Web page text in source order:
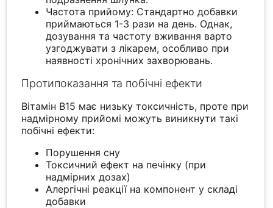
Частота прийому: Стандартно добавки
приймаються 1-3 рази на день. Однак,
дозування та частоту вживання варто
узгоджувати з лікарем, особливо при
наявності хронічних захворювань.
Протипоказання та побічні ефекти
Вітамін B15 має низьку токсичність, проте при
надмірному прийомі можуть виникнути такі
побічні ефекти:
Порушення сну
Токсичний ефект на печінку (при
надмірних дозах)
Алергічні реакції на компонент у складі
добавки